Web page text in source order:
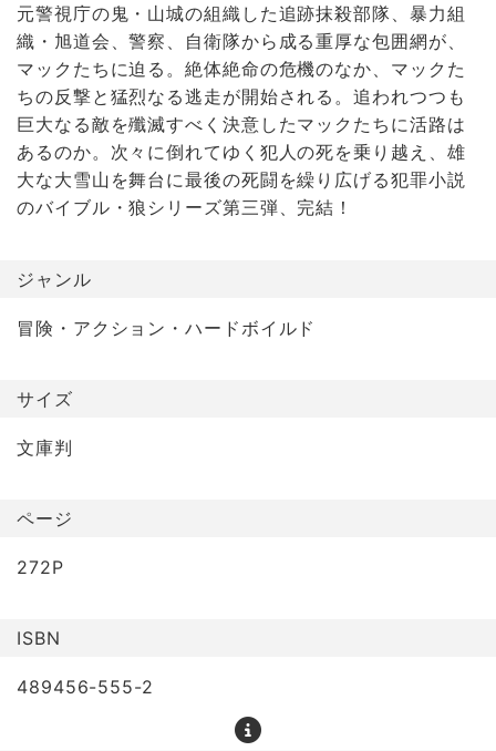
元警視庁の鬼・山城の組織した追跡抹殺部隊、暴力組
織・旭道会、警察、自衛隊から成る重厚な包囲網が、
マックたちに迫る。絶体絶命の危機のなか、マックた
ちの反撃と猛烈なる逃走が開始される。追われつつも
巨大なる敵を殲滅すべく決意したマックたちに活路は
あるのか。次々に倒れてゆく犯人の死を乗り越え、雄
大な大雪山を舞台に最後の死闘を繰り広げる犯罪小説
のバイブル・狼シリーズ第三弾、完結！
ジャンル
冒険・アクション・ハードボイルド
サイズ
文庫判
ページ
272P
ISBN
489456-555-2